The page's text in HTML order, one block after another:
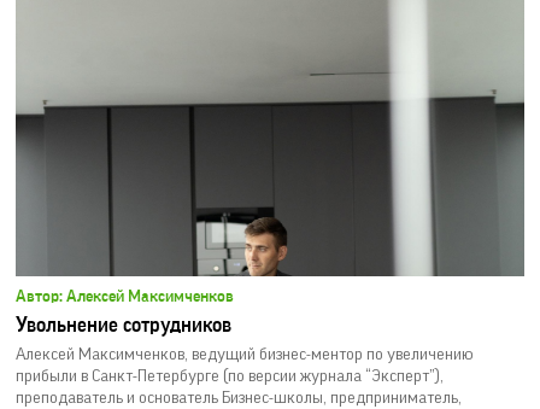
Автор: Алексей Максимченков
Увольнение сотрудников
Алексей Максимченков, ведущий бизнес-ментор по увеличению
прибыли в Санкт-Петербурге (по версии журнала “Эксперт”),
преподаватель и основатель Бизнес-школы, предприниматель,